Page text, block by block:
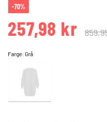
-70%
257,98 kr
Farge:Grå